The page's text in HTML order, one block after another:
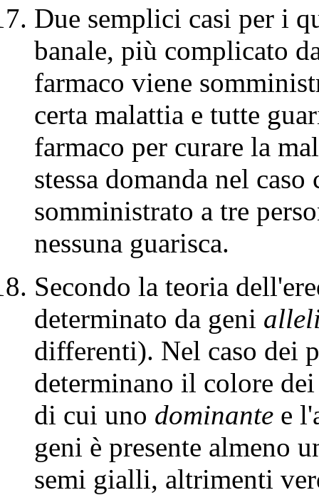
Due semplici casi per i
banale, più complicato
farmaco viene
certa malattia e tutte
farmaco per curare la
stessa domanda nel
somministrato a tre
nessuna guarisca.
Secondo la teoria
determinato da geni
differenti). Nel caso dei
determinano il colore
di cui uno dominante e
geni è presente almeno
semi gialli, altrimenti